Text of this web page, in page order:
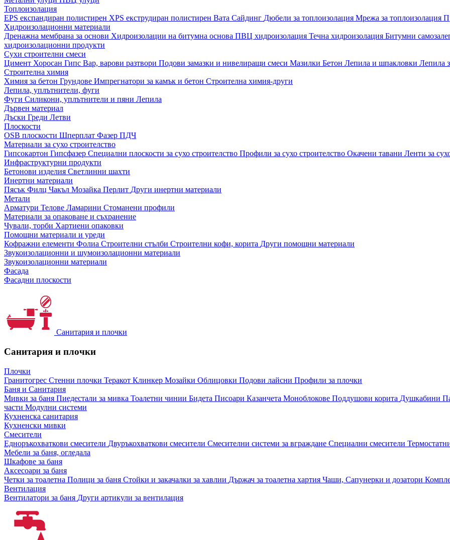
Топлоизолация
EPS експандиран полистирен XPS екструдиран полистирен Вата Сайдинг Дюбели за топлоизолация Мрежа за топлоизолация
Хидроизолационни материали
Дренажна мембрана за основи Хидроизолации на битумна основа ПВЦ хидроизолация Течна хидроизолация Битумни
хидроизолационни продукти
Сухи строителни смеси
Цимент Хоросан Гипс Вар, варови разтвори Подови замазки и нивелиращи смеси Мазилки Бетон Лепила и шпакловки Лепила
Строителна химия
Химия за бетон Грундове Импрегнатори за камък и бетон Строителна химия-други
Лепила, уплътнители, фуги
Фуги Силикони, уплътнители и пяни Лепила
Дървен материал
Дъски Греди Летви
Плоскости
OSB плоскости Шперплат Фазер ПДЧ
Материали за сухо строителство
Гипсокартон Гипсфазер Специални плоскости за сухо строителство Профили за сухо строителство Окачени тавани Ленти за
Инфраструктурни продукти
Бетонови изделия Светлинни шахти
Инертни материали
Пясък Филц Чакъл Мозайкa Перлит Други инертни материали
Метали
Арматури Телове Ламарини Стоманени профили
Материали за опаковане и съхранение
Чували, торби Хартиени опаковки
Помощни материали и уреди
Кофражни елементи Фолиа Строителни стълби Строителни кофи, корита Други помощни материали
Звукоизолационни и шумоизолационни материали
Звукоизолационни материали
Фасада
Фасадни плоскости
Санитария и плочки
Санитария и плочки
Плочки
Гранитогрес Стенни плочки Теракот Клинкер Мозайки Облицовки Подови лайсни Профили за плочки
Баня и Санитария
Мивки за баня Пиедестали за мивка Тоалетни чинии Бидета Писоари Казанчета Моноблокове Поддушови корита Душкабини
части Модулни системи
Кухненска санитария
Кухненски мивки
Смесители
Едноръкохваткови смесители Двуръкохваткови смесители Смесителни системи за вграждане Специални смесители
Мебели за баня, огледала
Шкафове за баня
Аксесоари за баня
Четки за тоалетна Полици за баня Стойки и закачалки за хавлии Държач за тоалетна хартия Чаши, Сапунерки и дозатори
Вентилация
Вентилатори за баня Други артикули за вентилация